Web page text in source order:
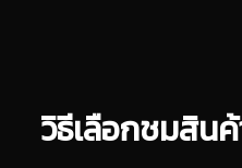
วิธีเลือกชมสิน